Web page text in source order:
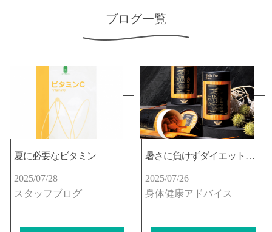
ブログ一覧
夏に必要なビタミン
2025/07/28
スタッフブログ
暑さに負けずダイエットしませんか☆
2025/07/26
身体健康アドバイス